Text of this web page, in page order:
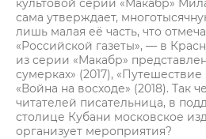
культовой серии «Макабр»
сама утверждает,
лишь малая её часть, что
«Российской газеты», — в
из серии «Макабр»
сумерках» (2017), «Путешествие
«Война на восходе» (2018). Так
читателей писательница, в
столице Кубани московское
организует мероприятия?